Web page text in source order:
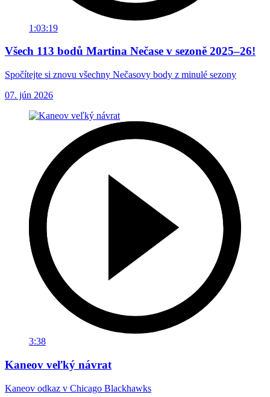
1:03:19
Všech 113 bodů Martina Nečase v sezoně 2025–26!
Spočítejte si znovu všechny Nečasovy body z minulé sezony
07. jún 2026
3:38
Kaneov veľký návrat
Kaneov odkaz v Chicago Blackhawks